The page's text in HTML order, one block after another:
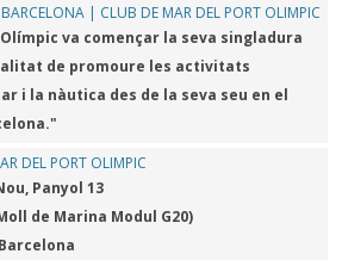
BARCELONA | CLUB DE MAR DEL PORT OLIMPIC
va començar la seva singladura
de promoure les activitats
i la nàutica des de la seva seu en el
DEL PORT OLIMPIC
Panyol 13
de Marina Modul G20)